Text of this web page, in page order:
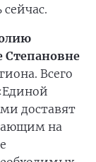
Степановне
Всего
доставят
на